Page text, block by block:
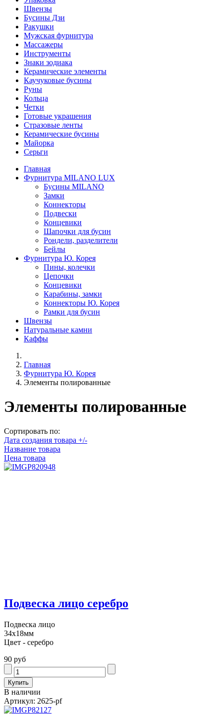
Швензы
Бусины Дзи
Ракушки
Мужская фурнитура
Массажеры
Инструменты
Знаки зодиака
Керамические элементы
Каучуковые бусины
Руны
Кольца
Четки
Готовые украшения
Стразовые ленты
Керамические бусины
Майорка
Серьги
Главная
Фурнитура MILANO LUX
Бусины MILANO
Замки
Коннекторы
Подвески
Концевики
Шапочки для бусин
Рондели, разделители
Бейлы
Фурнитура Ю. Корея
Пины, колечки
Цепочки
Концевики
Карабины, замки
Коннекторы Ю. Корея
Рамки для бусин
Швензы
Натуральные камни
Каффы
Главная
Фурнитура Ю. Корея
Элементы полированные
Элементы полированные
Сортировать по:
Дата создания товара +/-
Название товара
Цена товара
Подвеска лицо серебро
Подвеска лицо
34х18мм
Цвет - серебро
90 руб
В наличии
Артикул: 2625-pf